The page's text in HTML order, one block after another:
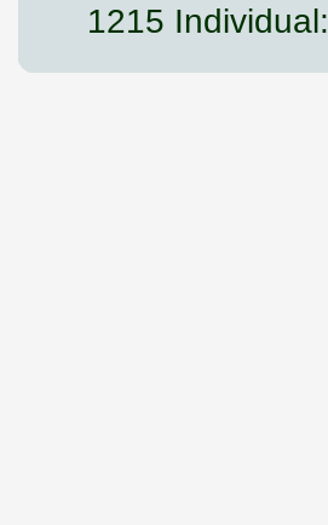
1215 Individual: